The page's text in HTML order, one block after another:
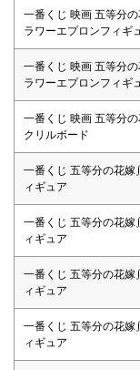
一番くじ 映画 五等分
ラワーエプロンフィギ
一番くじ 映画 五等分
ラワーエプロンフィギ
一番くじ 映画 五等分
クリルボード
一番くじ 五等分の花
ィギュア
一番くじ 五等分の花
ィギュア
一番くじ 五等分の花
ィギュア
一番くじ 五等分の花
ィギュア